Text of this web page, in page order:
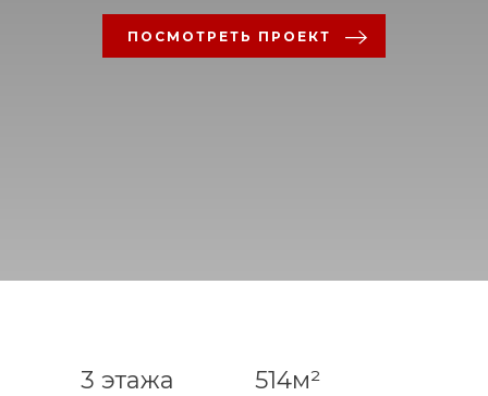
ПОСМОТРЕТЬ ПРОЕКТ
3 этажа 514м²